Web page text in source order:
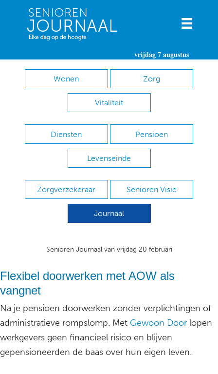
vrijdag 7 augustus
Wonen Zorg
Vitaliteit
Diensten Pensioen
Levenseinde
Zorgverzekeraar Senioren Visie
Journaal
Senioren Journaal van vrijdag 20 februari
Flexibel doorwerken met AOW als
vangnet
Na je pensioen doorwerken zonder verplichtingen of
administratieve rompslomp. Met Gewoon Door lopen
werkgevers geen financieel risico en blijven
gepensioneerden de baas over hun eigen leven.